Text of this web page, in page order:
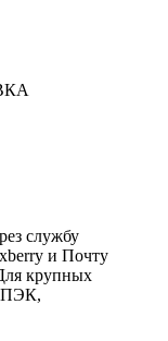
службу
и Почту
крупных
ПЭК,